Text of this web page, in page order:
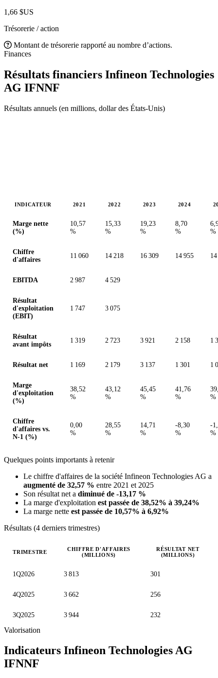
1,66 $US
Trésorerie / action
Montant de trésorerie rapporté au nombre d’actions.
Finances
Résultats financiers Infineon Technologies
AG IFNNF
Résultats annuels (en millions, dollar des États-Unis)
INDICATEUR 2021 2022 2023 2024
Marge nette
(%)
10,57
%
15,33
%
19,23
%
8,70
%
%
Chiffre
d'affaires
11 060 14 218 16 309 14 955
EBITDA 2 987 4 529
Résultat
d'exploitation
(EBIT)
1 747 3 075
Résultat
avant impôts
1 319 2 723 3 921 2 158 1
Résultat net 1 169 2 179 3 137 1 301 1
Marge
d'exploitation
(%)
38,52
%
43,12
%
45,45
%
41,76
%
%
Chiffre
d'affaires vs.
N-1 (%)
0,00
%
28,55
%
14,71
%
-8,30
%
-
%
Quelques points importants à retenir
Le chiffre d'affaires de la société Infineon Technologies AG a
augmenté de 32,57 % entre 2021 et 2025
Son résultat net a diminué de -13,17 %
La marge d'exploitation est passée de 38,52% à 39,24%
La marge nette est passée de 10,57% à 6,92%
Résultats (4 derniers trimestres)
TRIMESTRE
CHIFFRE D'AFFAIRES
(MILLIONS)
RÉSULTAT NET
(MILLIONS)
1Q2026 3 813 301
4Q2025 3 662 256
3Q2025 3 944 232
Valorisation
Indicateurs Infineon Technologies AG
IFNNF